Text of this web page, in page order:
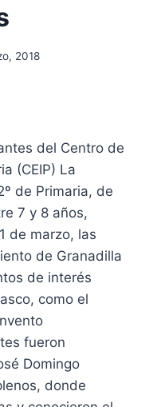
2018
del Centro de
(CEIP) La
de Primaria, de
7 y 8 años,
de marzo, las
de Granadilla
de interés
como el
fueron
Domingo
donde